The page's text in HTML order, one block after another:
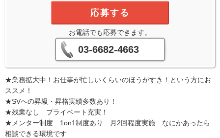
応募する
お電話でも応募できます。
03-6682-4663
★業務拡大中！お仕事が忙しいくらいのほうがすき！という方にお
ススメ！
★SVへの昇級・昇格実績多数あり！
★残業なし プライベート充実！
★メンター制度 1on1制度あり 月2回程度実施 なにかあったら
相談できる環境です